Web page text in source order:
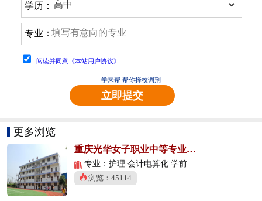
学历：
专业：
阅读并同意《本站用户协议》
学来帮 帮你择校调剂
立即提交
更多浏览
重庆光华女子职业中等专业学校
专业：护理 会计电算化 学前教育
浏览：45114